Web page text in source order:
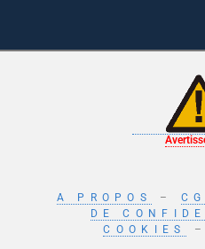
A PROPOS –
DE
COOKIES